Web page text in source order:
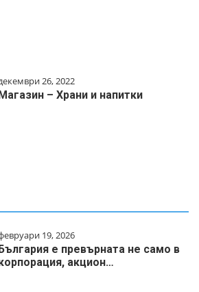
26, 2022
– Храни и напитки
19, 2026
е превърната не само в
акцион…